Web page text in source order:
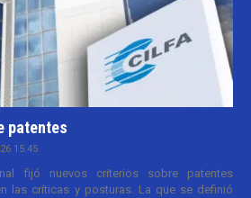
patentes
15:45
fijó nuevos criterios sobre patentes
las críticas y posturas. La que se definió